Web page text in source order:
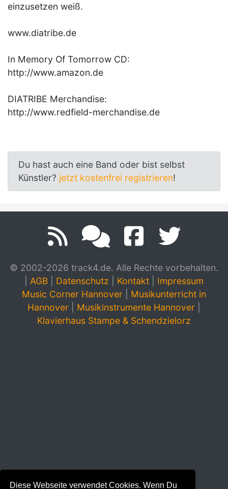
Diese Webseite verwendet Cookies. Wenn Du
einzusetzen weiß.
www.diatribe.de
In Memory Of Tomorrow CD:
http://www.amazon.de
DIATRIBE Merchandise:
http://www.redfield-merchandise.de
Du hast auch eine Band oder bist selbst
Künstler? jetzt kostenfrei registrieren!
© 2002-2026 track4.de. Alle Rechte vorbehalten.
AGB Datenschutz Kontakt
Impressum
Music Corner Hannover
Musikunterricht in
Hannover
Musikinstrumente Hannover
Klavierhaus Stampe & Schendzielorz